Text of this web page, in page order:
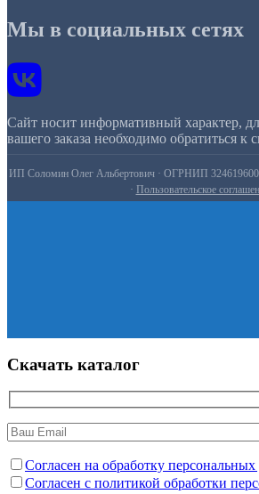
Мы в социальных сетях
Сайт носит информативный характер,
вашего заказа необходимо обратиться к
ИП Соломин Олег Альбертович · ОГРНИП
· Пользовательское
Скачать каталог
Согласен на обработку
Согласен с политикой обработки